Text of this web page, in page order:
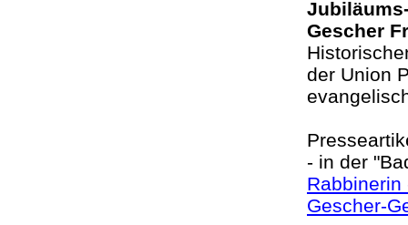
Gescher
der Union
- in der
Gescher-